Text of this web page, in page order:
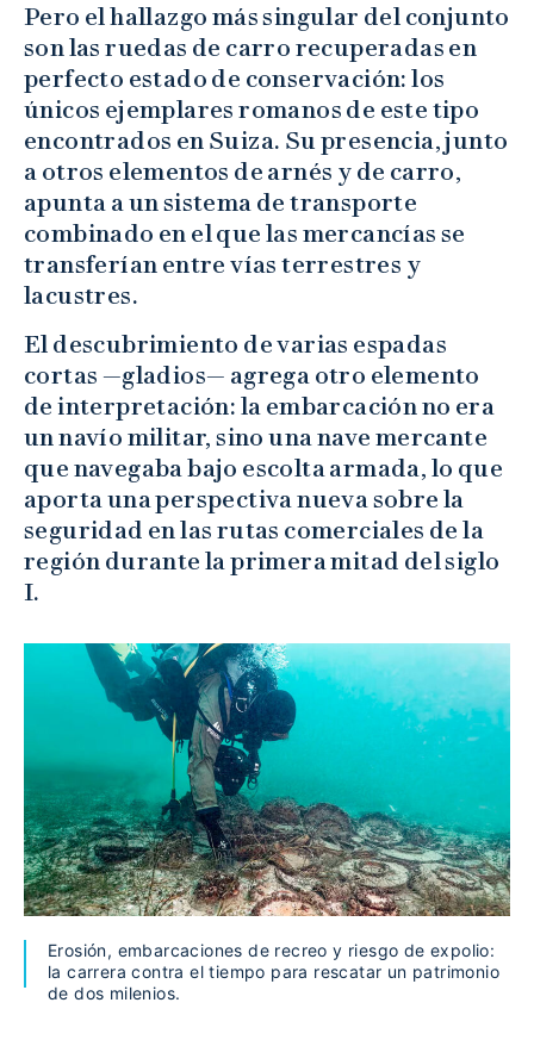
Pero el hallazgo más singular del conjunto
son las ruedas de carro recuperadas en
perfecto estado de conservación: los
únicos ejemplares romanos de este tipo
encontrados en Suiza. Su presencia, junto
a otros elementos de arnés y de carro,
apunta a un sistema de transporte
combinado en el que las mercancías se
transferían entre vías terrestres y
lacustres.
El descubrimiento de varias espadas
cortas —gladios— agrega otro elemento
de interpretación: la embarcación no era
un navío militar, sino una nave mercante
que navegaba bajo escolta armada, lo que
aporta una perspectiva nueva sobre la
seguridad en las rutas comerciales de la
región durante la primera mitad del siglo
I.
Erosión, embarcaciones de recreo y riesgo de expolio:
la carrera contra el tiempo para rescatar un patrimonio
de dos milenios.